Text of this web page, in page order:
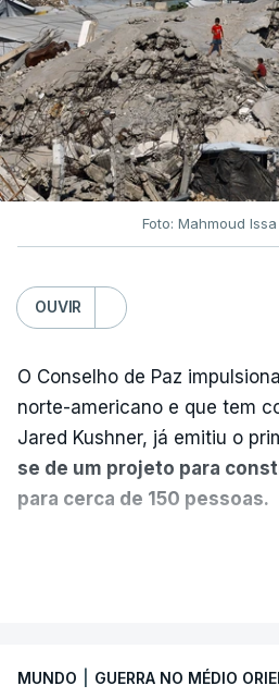
Foto: Mahmoud
OUVIR
O Conselho de Paz
norte-americano e que tem
Jared Kushner, já emitiu o
se de um projeto para
para cerca de 150 pessoas.
que já colaborou com a
MUNDO GUERRA NO MÉDIO